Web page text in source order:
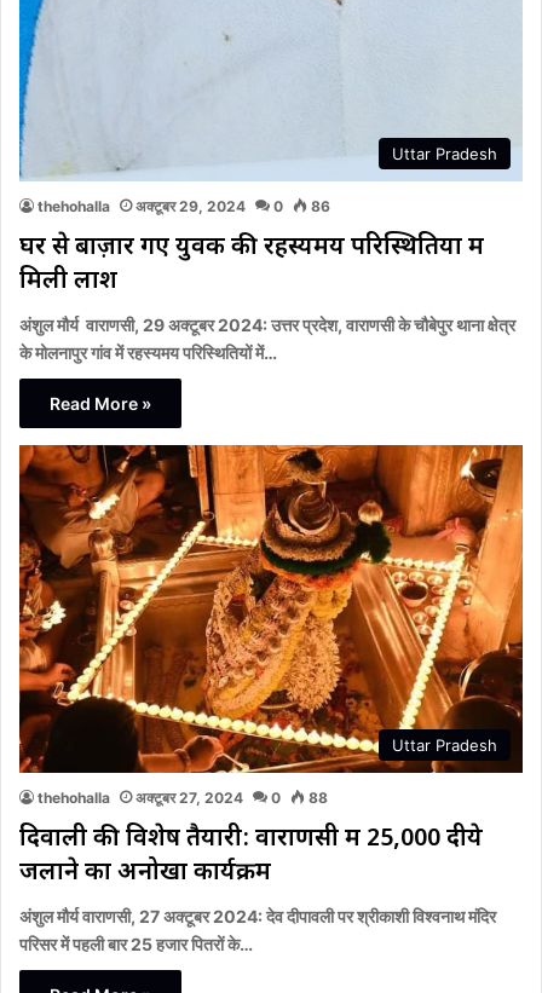
Uttar Pradesh
thehohalla अक्टूबर 29, 2024 0 86
घर से बाज़ार गए युवक की रहस्यमय परिस्थितियों में
मिली लाश
अंशुल मौर्य वाराणसी, 29 अक्टूबर 2024: उत्तर प्रदेश, वाराणसी के चौबेपुर थाना क्षेत्र
के मोलनापुर गांव में रहस्यमय परिस्थितियों में…
Read More »
Uttar Pradesh
thehohalla अक्टूबर 27, 2024 0 88
दिवाली की विशेष तैयारी: वाराणसी में 25,000 दीये
जलाने का अनोखा कार्यक्रम
अंशुल मौर्य वाराणसी, 27 अक्टूबर 2024: देव दीपावली पर श्रीकाशी विश्वनाथ मंदिर
परिसर में पहली बार 25 हजार पितरों के…